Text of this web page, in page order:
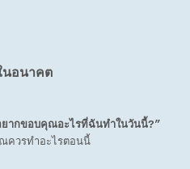
นอนาคต
กขอบคุณอะไรที่ฉันทำในวันนี้?”
วรทำอะไรตอนนี้